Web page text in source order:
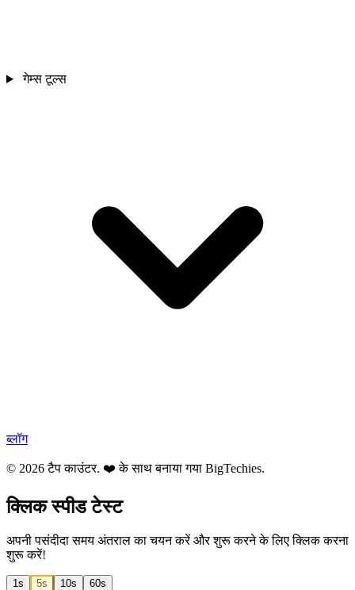
गेम्स टूल्स
ब्लॉग
© 2026 टैप काउंटर. ❤️ के साथ बनाया गया BigTechies.
क्लिक स्पीड टेस्ट
अपनी पसंदीदा समय अंतराल का चयन करें और शुरू करने के लिए क्लिक करना
शुरू करें!
1s 5s 10s 60s